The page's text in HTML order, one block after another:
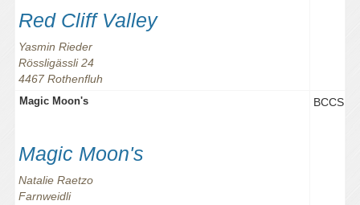
Red Cliff Valley
Yasmin Rieder
Rössligässli 24
4467 Rothenfluh
Magic Moon's
Magic Moon's
Natalie Raetzo
Farnweidli
BCCS